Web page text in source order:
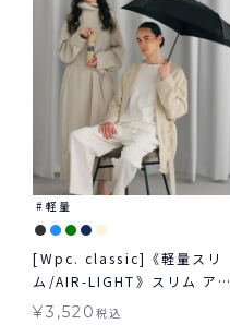
軽量
[Wpc. classic]《軽量スリ
ム/AIR-LIGHT》スリム アン
ブレラ SLIM UMBRELLA ミ
¥3,520税込